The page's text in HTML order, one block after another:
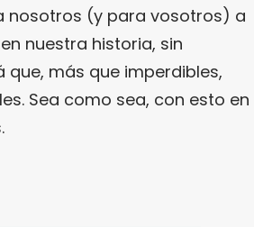
nosotros (y para vosotros) a
nuestra historia, sin
que, más que imperdibles,
Sea como sea, con esto en